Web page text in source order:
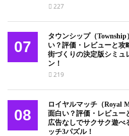
227
07
タウンシップ（Township
い？評価・レビューと攻
街づくりの決定版シミュ
ン！
219
08
ロイヤルマッチ（Royal
面白い？評価・レビュー
広告なしでサクサク遊べ
ッチ3パズル！